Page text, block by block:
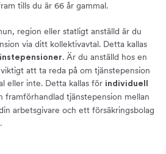
tills du är 66 år gammal.
region eller statligt anställd är du
via ditt kollektivavtal. Detta kallas
. Är du anställd hos en
att ta reda på om tjänstepension
eller inte. Detta kallas för individuell
framförhandlad tjänstepension mellan
arbetsgivare och ett försäkringsbolag